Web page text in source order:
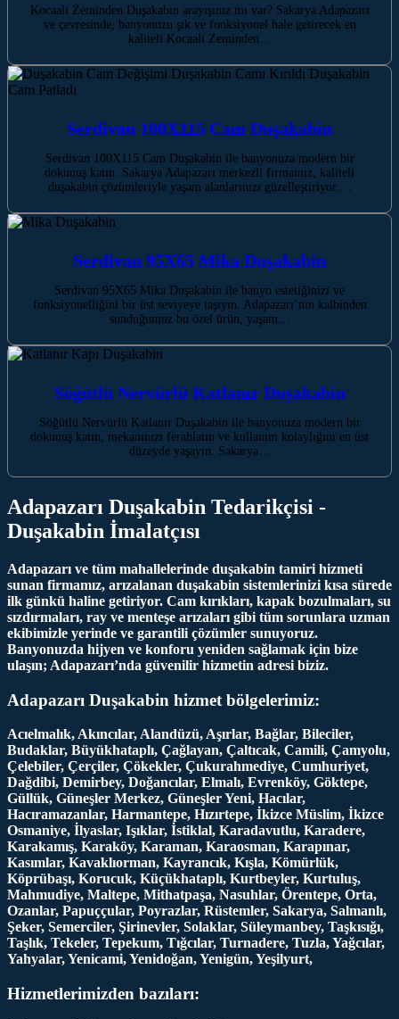
Kocaali Zeminden Duşakabin arayışınız mı var? Sakarya Adapazarı
ve çevresinde, banyonuzu şık ve fonksiyonel hale getirecek en
kaliteli Kocaali Zeminden…
Serdivan 100X115 Cam Duşakabin
Serdivan 100X115 Cam Duşakabin ile banyonuza modern bir
dokunuş katın. Sakarya Adapazarı merkezli firmamız, kaliteli
duşakabin çözümleriyle yaşam alanlarınızı güzelleştiriyor.…
Serdivan 95X65 Mika Duşakabin
Serdivan 95X65 Mika Duşakabin ile banyo estetiğinizi ve
fonksiyonelliğini bir üst seviyeye taşıyın. Adapazarı’nın kalbinden
sunduğumuz bu özel ürün, yaşam…
Söğütlü Nervürlü Katlanır Duşakabin
Söğütlü Nervürlü Katlanır Duşakabin ile banyonuza modern bir
dokunuş katın, mekanınızı ferahlatın ve kullanım kolaylığını en üst
düzeyde yaşayın. Sakarya…
Adapazarı Duşakabin Tedarikçisi -
Duşakabin İmalatçısı
Adapazarı ve tüm mahallelerinde duşakabin tamiri hizmeti
sunan firmamız, arızalanan duşakabin sistemlerinizi kısa sürede
ilk günkü haline getiriyor. Cam kırıkları, kapak bozulmaları, su
sızdırmaları, ray ve menteşe arızaları gibi tüm sorunlara uzman
ekibimizle yerinde ve garantili çözümler sunuyoruz.
Banyonuzda hijyen ve konforu yeniden sağlamak için bize
ulaşın; Adapazarı’nda güvenilir hizmetin adresi biziz.
Adapazarı Duşakabin hizmet bölgelerimiz:
Acıelmalık, Akıncılar, Alandüzü, Aşırlar, Bağlar, Bileciler,
Budaklar, Büyükhataplı, Çağlayan, Çaltıcak, Camili, Çamyolu,
Çelebiler, Çerçiler, Çökekler, Çukurahmediye, Cumhuriyet,
Dağdibi, Demirbey, Doğancılar, Elmalı, Evrenköy, Göktepe,
Güllük, Güneşler Merkez, Güneşler Yeni, Hacılar,
Hacıramazanlar, Harmantepe, Hızırtepe, İkizce Müslim, İkizce
Osmaniye, İlyaslar, Işıklar, İstiklal, Karadavutlu, Karadere,
Karakamış, Karaköy, Karaman, Karaosman, Karapınar,
Kasımlar, Kavaklıorman, Kayrancık, Kışla, Kömürlük,
Köprübaşı, Korucuk, Küçükhataplı, Kurtbeyler, Kurtuluş,
Mahmudiye, Maltepe, Mithatpaşa, Nasuhlar, Örentepe, Orta,
Ozanlar, Papuççular, Poyrazlar, Rüstemler, Sakarya, Salmanlı,
Şeker, Semerciler, Şirinevler, Solaklar, Süleymanbey, Taşkısığı,
Taşlık, Tekeler, Tepekum, Tığcılar, Turnadere, Tuzla, Yağcılar,
Yahyalar, Yenicami, Yenidoğan, Yenigün, Yeşilyurt,
Hizmetlerimizden bazıları: